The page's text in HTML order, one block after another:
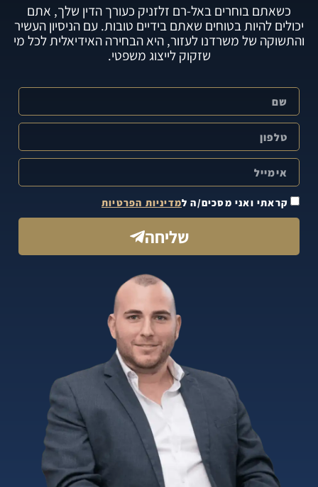
כשאתם בוחרים באל-רם זלזניק כעורך הדין שלך, אתם
יכולים להיות בטוחים שאתם בידיים טובות. עם הניסיון העשיר
והתשוקה של משרדנו לעזור, היא הבחירה האידיאלית לכל מי
שזקוק לייצוג משפטי.
קראתי ואני מסכים/ה למדיניות הפרטיות
שליחה